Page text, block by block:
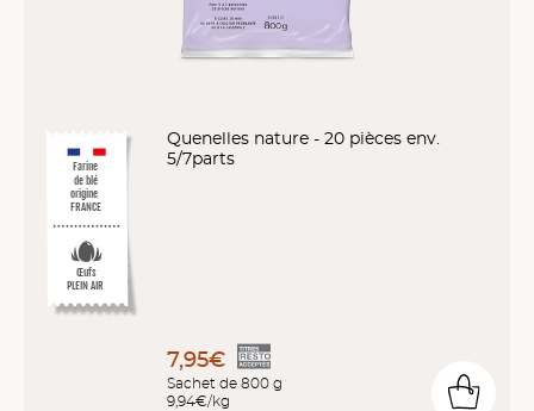
Farine
de blé
origine
FRANCE
Œufs
PLEIN AIR
Quenelles nature - 20 pièces env.
5/7parts
7,95€
Sachet de 800 g
9,94€/kg